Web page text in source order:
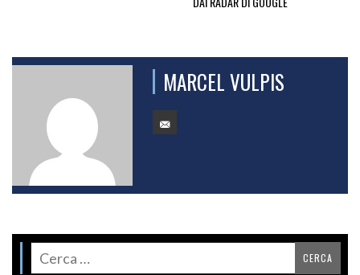
MARCEL VULPIS